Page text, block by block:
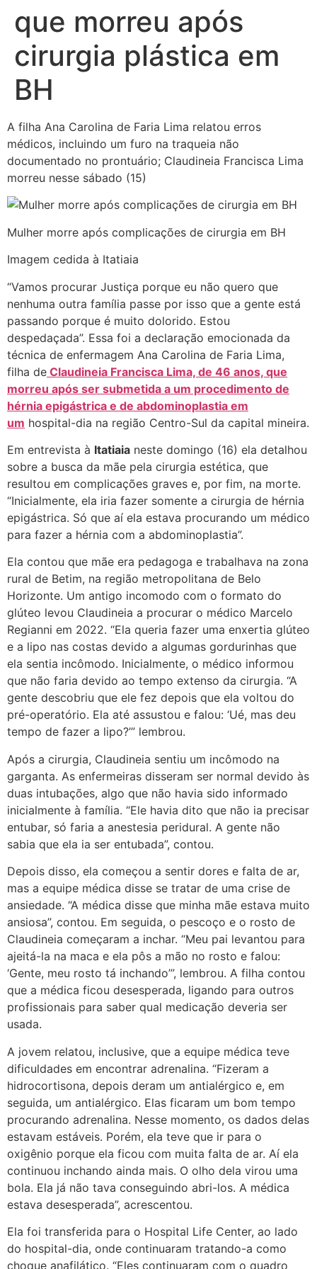
que morreu após
cirurgia plástica em
BH
A filha Ana Carolina de Faria Lima relatou erros
médicos, incluindo um furo na traqueia não
documentado no prontuário; Claudineia Francisca Lima
morreu nesse sábado (15)
Mulher morre após complicações de cirurgia em BH
Imagem cedida à Itatiaia
“Vamos procurar Justiça porque eu não quero que
nenhuma outra família passe por isso que a gente está
passando porque é muito dolorido. Estou
despedaçada”. Essa foi a declaração emocionada da
técnica de enfermagem Ana Carolina de Faria Lima,
filha de Claudineia Francisca Lima, de 46 anos, que
morreu após ser submetida a um procedimento de
hérnia epigástrica e de abdominoplastia em
um hospital-dia na região Centro-Sul da capital mineira.
Em entrevista à Itatiaia neste domingo (16) ela detalhou
sobre a busca da mãe pela cirurgia estética, que
resultou em complicações graves e, por fim, na morte.
“Inicialmente, ela iria fazer somente a cirurgia de hérnia
epigástrica. Só que aí ela estava procurando um médico
para fazer a hérnia com a abdominoplastia”.
Ela contou que mãe era pedagoga e trabalhava na zona
rural de Betim, na região metropolitana de Belo
Horizonte. Um antigo incomodo com o formato do
glúteo levou Claudineia a procurar o médico Marcelo
Regianni em 2022. “Ela queria fazer uma enxertia glúteo
e a lipo nas costas devido a algumas gordurinhas que
ela sentia incômodo. Inicialmente, o médico informou
que não faria devido ao tempo extenso da cirurgia. “A
gente descobriu que ele fez depois que ela voltou do
pré-operatório. Ela até assustou e falou: ‘Ué, mas deu
tempo de fazer a lipo?’” lembrou.
Após a cirurgia, Claudineia sentiu um incômodo na
garganta. As enfermeiras disseram ser normal devido às
duas intubações, algo que não havia sido informado
inicialmente à família. “Ele havia dito que não ia precisar
entubar, só faria a anestesia peridural. A gente não
sabia que ela ia ser entubada”, contou.
Depois disso, ela começou a sentir dores e falta de ar,
mas a equipe médica disse se tratar de uma crise de
ansiedade. “A médica disse que minha mãe estava muito
ansiosa”, contou. Em seguida, o pescoço e o rosto de
Claudineia começaram a inchar. “Meu pai levantou para
ajeitá-la na maca e ela pôs a mão no rosto e falou:
‘Gente, meu rosto tá inchando’”, lembrou. A filha contou
que a médica ficou desesperada, ligando para outros
profissionais para saber qual medicação deveria ser
usada.
A jovem relatou, inclusive, que a equipe médica teve
dificuldades em encontrar adrenalina. “Fizeram a
hidrocortisona, depois deram um antialérgico e, em
seguida, um antialérgico. Elas ficaram um bom tempo
procurando adrenalina. Nesse momento, os dados delas
estavam estáveis. Porém, ela teve que ir para o
oxigênio porque ela ficou com muita falta de ar. Aí ela
continuou inchando ainda mais. O olho dela virou uma
bola. Ela já não tava conseguindo abri-los. A médica
estava desesperada”, acrescentou.
Ela foi transferida para o Hospital Life Center, ao lado
do hospital-dia, onde continuaram tratando-a como
choque anafilático. “Eles continuaram com o quadro